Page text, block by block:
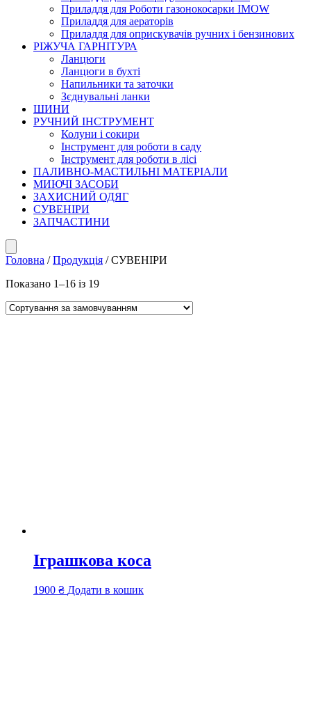
Приладдя для Роботи газонокосарки IMOW
Приладдя для аераторів
Приладдя для оприскувачів ручних і бензинових
РІЖУЧА ГАРНІТУРА
Ланцюги
Ланцюги в бухті
Напильники та заточки
Зєднувальні ланки
ШИНИ
РУЧНИЙ ІНСТРУМЕНТ
Колуни і сокири
Інструмент для роботи в саду
Інструмент для роботи в лісі
ПАЛИВНО-МАСТИЛЬНІ МАТЕРІАЛИ
МИЮЧІ ЗАСОБИ
ЗАХИСНИЙ ОДЯГ
СУВЕНІРИ
ЗАПЧАСТИНИ
Головна /Продукція / СУВЕНІРИ
Показано 1–16 із 19
Іграшкова коса
1900 ₴ Додати в кошик